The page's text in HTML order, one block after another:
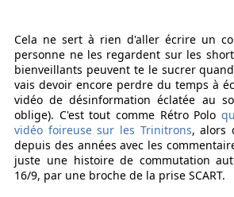
Cela ne sert à rien d'aller écrire un
personne ne les regardent sur les
bienveillants peuvent te le sucrer
vais devoir encore perdre du temps à
vidéo de désinformation éclatée au
oblige). C'est tout comme Rétro Polo
vidéo foireuse sur les Trinitrons, alors
depuis des années avec les
juste une histoire de commutation
16/9, par une broche de la prise SCART.